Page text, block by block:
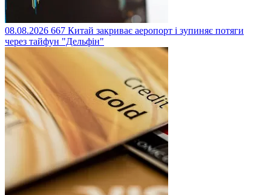
08.08.2026 667 Китай закриває аеропорт і зупиняє потяги
через тайфун "Дельфін"